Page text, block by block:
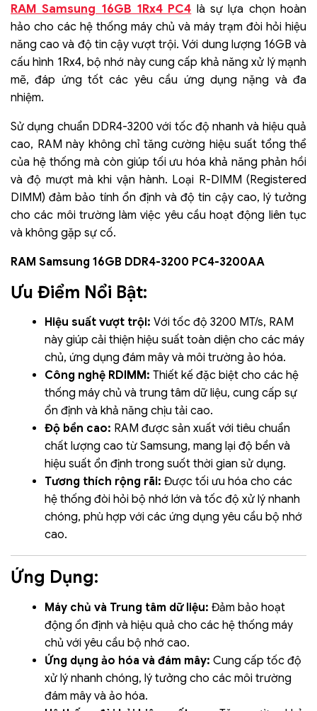
RAM Samsung 16GB 1Rx4 PC4 là sự lựa chọn hoàn
hảo cho các hệ thống máy chủ và máy trạm đòi hỏi hiệu
năng cao và độ tin cậy vượt trội. Với dung lượng 16GB và
cấu hình 1Rx4, bộ nhớ này cung cấp khả năng xử lý mạnh
mẽ, đáp ứng tốt các yêu cầu ứng dụng nặng và đa
nhiệm.
Sử dụng chuẩn DDR4-3200 với tốc độ nhanh và hiệu quả
cao, RAM này không chỉ tăng cường hiệu suất tổng thể
của hệ thống mà còn giúp tối ưu hóa khả năng phản hồi
và độ mượt mà khi vận hành. Loại R-DIMM (Registered
DIMM) đảm bảo tính ổn định và độ tin cậy cao, lý tưởng
cho các môi trường làm việc yêu cầu hoạt động liên tục
và không gặp sự cố.
RAM Samsung 16GB DDR4-3200 PC4-3200AA
Ưu Điểm Nổi Bật:
Hiệu suất vượt trội: Với tốc độ 3200 MT/s, RAM
này giúp cải thiện hiệu suất toàn diện cho các máy
chủ, ứng dụng đám mây và môi trường ảo hóa.
Công nghệ RDIMM: Thiết kế đặc biệt cho các hệ
thống máy chủ và trung tâm dữ liệu, cung cấp sự
ổn định và khả năng chịu tải cao.
Độ bền cao: RAM được sản xuất với tiêu chuẩn
chất lượng cao từ Samsung, mang lại độ bền và
hiệu suất ổn định trong suốt thời gian sử dụng.
Tương thích rộng rãi: Được tối ưu hóa cho các
hệ thống đòi hỏi bộ nhớ lớn và tốc độ xử lý nhanh
chóng, phù hợp với các ứng dụng yêu cầu bộ nhớ
cao.
Ứng Dụng:
Máy chủ và Trung tâm dữ liệu: Đảm bảo hoạt
động ổn định và hiệu quả cho các hệ thống máy
chủ với yêu cầu bộ nhớ cao.
Ứng dụng ảo hóa và đám mây: Cung cấp tốc độ
xử lý nhanh chóng, lý tưởng cho các môi trường
đám mây và ảo hóa.